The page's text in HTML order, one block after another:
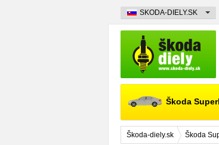
Škoda
Škoda-diely.sk Škoda
SKODA-DIELY.SK